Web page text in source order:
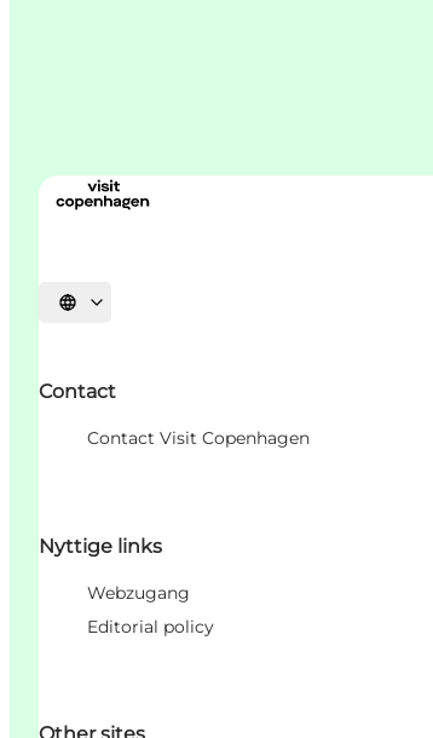
Sprache auswählen
Contact
Contact Visit Copenhagen
Nyttige links
Webzugang
Editorial policy